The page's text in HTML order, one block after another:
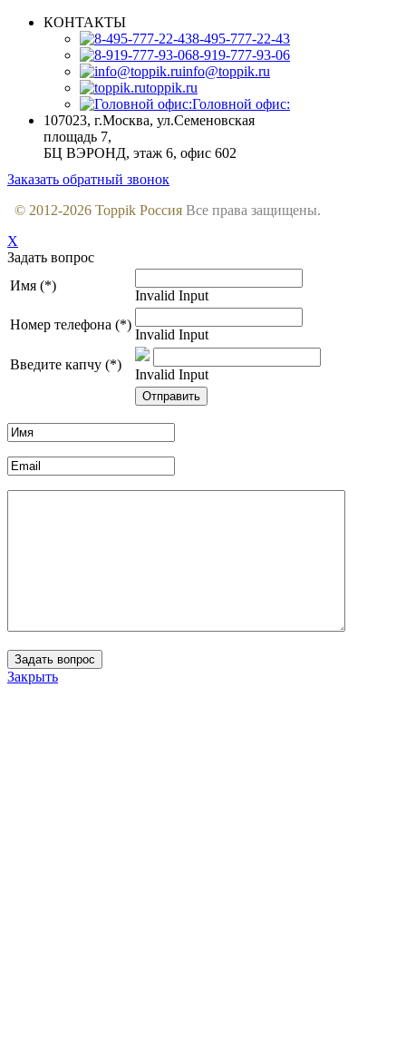
КОНТАКТЫ
8-495-777-22-43
8-919-777-93-06
info@toppik.ru
toppik.ru
Головной офис:
107023, г.Москва, ул.Семеновская
площадь 7,
БЦ ВЭРОНД, этаж 6, офис 602
Заказать обратный звонок
© 2012-2026 Toppik Россия Все права защищены.
X
Задать вопрос
Имя (*)
Invalid Input
Номер телефона (*)
Invalid Input
Введите капчу (*)
Invalid Input
Закрыть